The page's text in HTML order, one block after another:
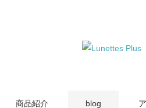
商品紹介 blog